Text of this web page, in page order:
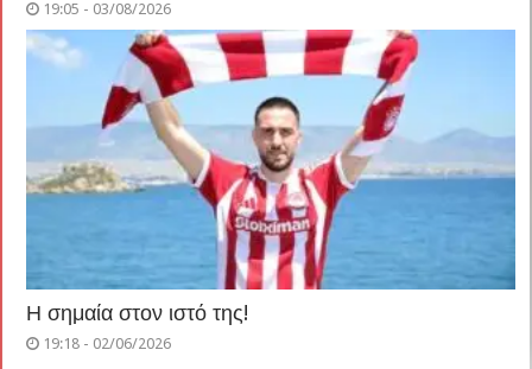
19:05 - 03/08/2026
Η σημαία στον ιστό της!
19:18 - 02/06/2026